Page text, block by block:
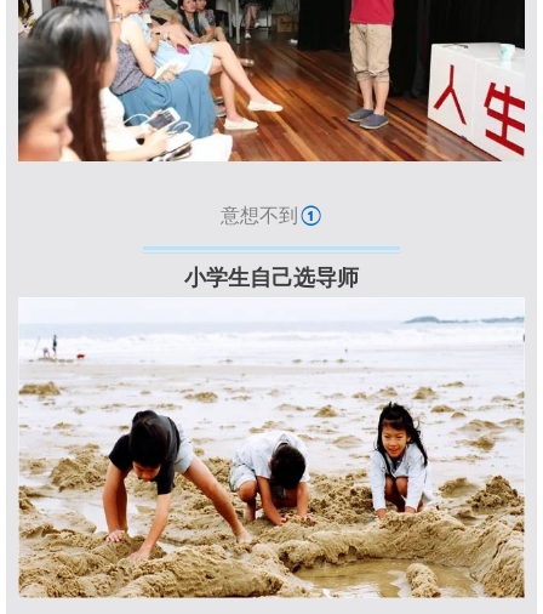
意想不到 ①
小学生自己选导师